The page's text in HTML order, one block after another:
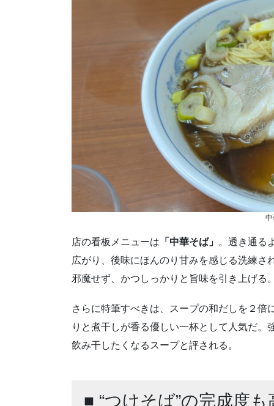
店の看板メニューは 「中華そば」 。透き通る
広がり、後味にほんのり甘みを感じる洗練
邪魔せず、かつしっかりと旨味を引き上げる
さらに特筆すべきは、スープの和だしを２
りと煮干しが香る優しい一杯として人気だ
飲み干したくなるスープと評される。
■ “つけそば”の完成度